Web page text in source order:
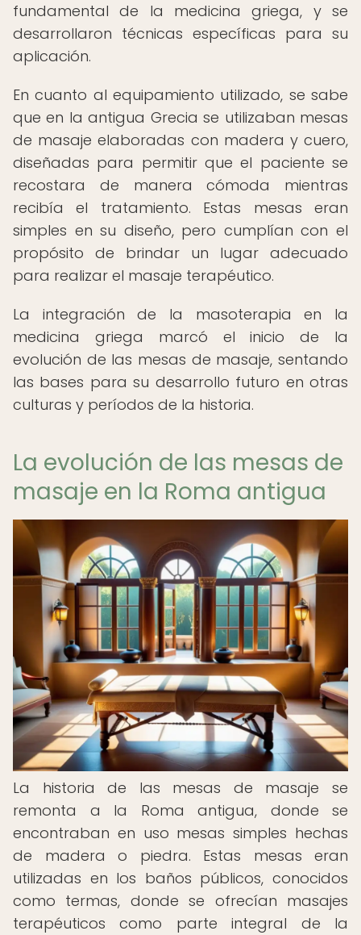
fundamental de la medicina griega, y se
desarrollaron técnicas específicas para su
aplicación.
En cuanto al equipamiento utilizado, se sabe
que en la antigua Grecia se utilizaban mesas
de masaje elaboradas con madera y cuero,
diseñadas para permitir que el paciente se
recostara de manera cómoda mientras
recibía el tratamiento. Estas mesas eran
simples en su diseño, pero cumplían con el
propósito de brindar un lugar adecuado
para realizar el masaje terapéutico.
La integración de la masoterapia en la
medicina griega marcó el inicio de la
evolución de las mesas de masaje, sentando
las bases para su desarrollo futuro en otras
culturas y períodos de la historia.
La evolución de las mesas de
masaje en la Roma antigua
La historia de las mesas de masaje se
remonta a la Roma antigua, donde se
encontraban en uso mesas simples hechas
de madera o piedra. Estas mesas eran
utilizadas en los baños públicos, conocidos
como termas, donde se ofrecían masajes
terapéuticos como parte integral de la